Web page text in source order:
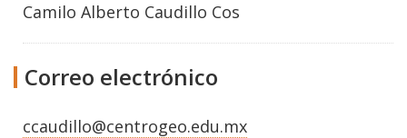
Camilo Alberto Caudillo Cos
Correo electrónico
ccaudillo@centrogeo.edu.mx